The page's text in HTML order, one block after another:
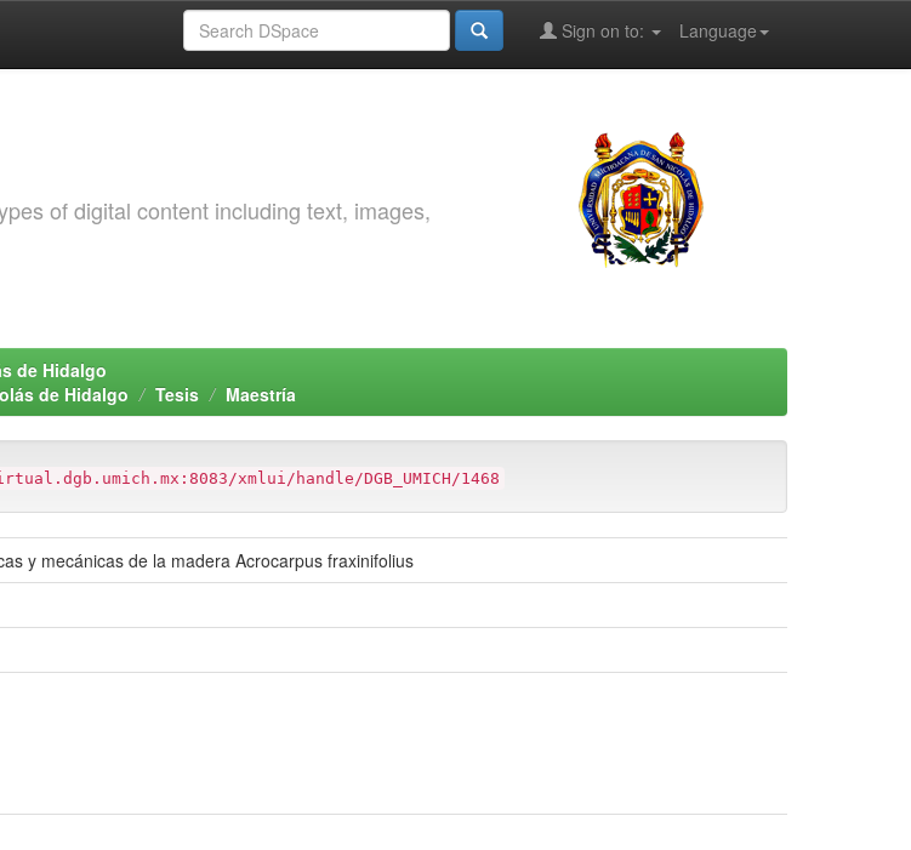
Language
Sign on to:
of digital content including text, images,
de Hidalgo
de Hidalgo
Tesis Maestría
xmlui/handle/DGB_UMICH/1468
y mecánicas de la madera Acrocarpus fraxinifolius